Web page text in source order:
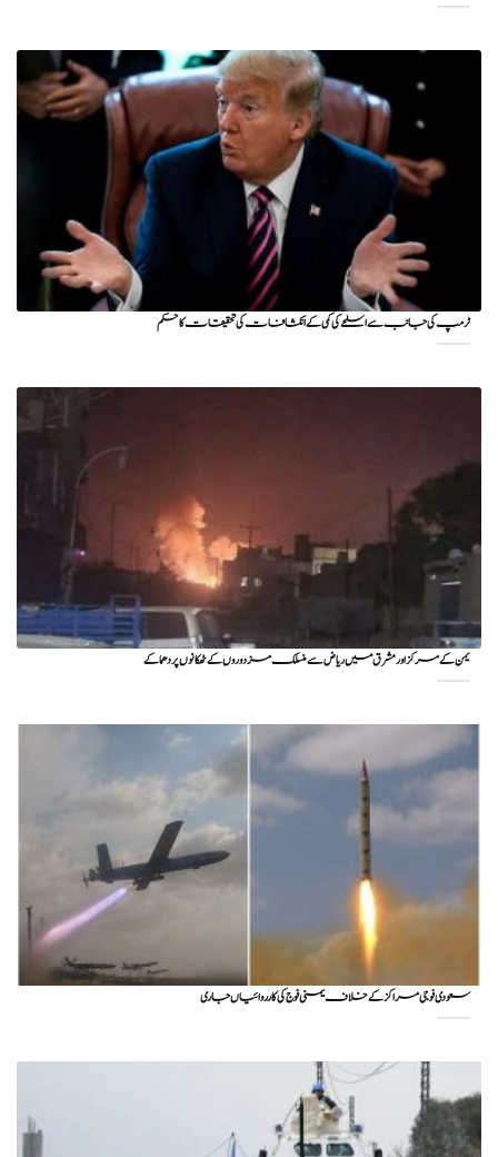
ٹرمپ کی جانب سے اسلحے کی کمی کے انکشافات کی تحقیقات کا حکم
یمن کے مرکز اور مشرق میں ریاض سے منسلک مزدوروں کے ٹھکانوں پر دھماکے
سعودی فوجی مراکز کے خلاف یمنی فوج کی کارروائیاں جاری